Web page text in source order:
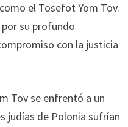
el Tosefot Yom Tov.
su profundo
con la justicia
Tov se enfrentó a un
judías de Polonia sufrían